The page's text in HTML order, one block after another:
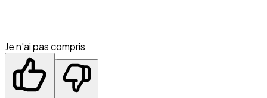
Je n'ai pas compris